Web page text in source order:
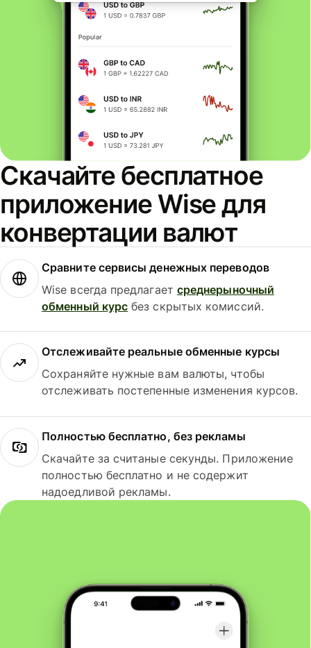
Скачайте бесплатное
приложение Wise для
конвертации валют
Сравните сервисы денежных переводов
Wise всегда предлагает среднерыночный
обменный курс без скрытых комиссий.
Отслеживайте реальные обменные курсы
Сохраняйте нужные вам валюты, чтобы
отслеживать постепенные изменения курсов.
Полностью бесплатно, без рекламы
Скачайте за считаные секунды. Приложение
полностью бесплатно и не содержит
надоедливой рекламы.